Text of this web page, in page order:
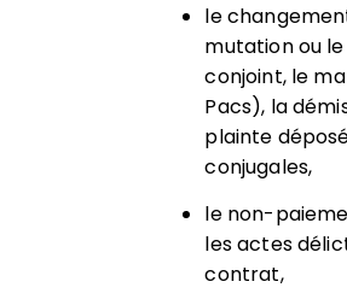
le
mutation ou
conjoint, le
Pacs), la
plainte
conjugales,
le non-
lesactes
contrat,